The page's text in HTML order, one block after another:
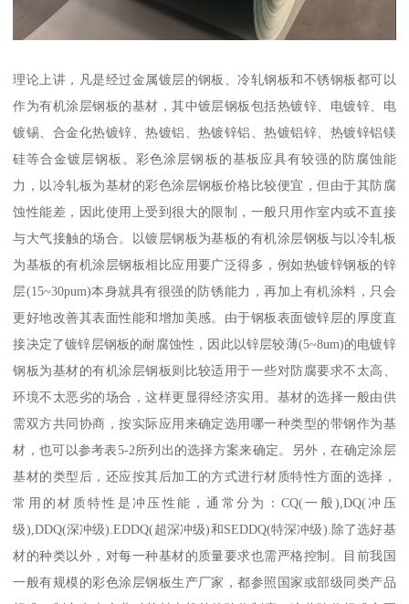
理论上讲，凡是经过金属镀层的钢板、冷轧钢板和不锈钢板都可以
作为有机涂层钢板的基材，其中镀层钢板包括热镀锌、电镀锌、电
镀锡、合金化热镀锌、热镀铝、热镀锌铝、热镀铝锌、热镀锌铝镁
硅等合金镀层钢板。彩色涂层钢板的基板应具有较强的防腐蚀能
力，以冷轧板为基材的彩色涂层钢板价格比较便宜，但由于其防腐
蚀性能差，因此使用上受到很大的限制，一般只用作室内或不直接
与大气接触的场合。以镀层钢板为基板的有机涂层钢板与以冷轧板
为基板的有机涂层钢板相比应用要广泛得多，例如热镀锌钢板的锌
层(15~30pum)本身就具有很强的防锈能力，再加上有机涂料，只会
更好地改善其表面性能和增加美感。由于钢板表面镀锌层的厚度直
接决定了镀锌层钢板的耐腐蚀性，因此以锌层较薄(5~8um)的电镀锌
钢板为基材的有机涂层钢板则比较适用于一些对防腐要求不太高、
环境不太恶劣的场合，这样更显得经济实用。基材的选择一般由供
需双方共同协商，按实际应用来确定选用哪一种类型的带钢作为基
材，也可以参考表5-2所列出的选择方案来确定。另外，在确定涂层
基材的类型后，还应按其后加工的方式进行材质特性方面的选择，
常用的材质特性是冲压性能，通常分为：CQ(一般),DQ(冲压
级),DDQ(深冲级).EDDQ(超深冲级)和SEDDQ(特深冲级).除了选好基
材的种类以外，对每一种基材的质量要求也需严格控制。目前我国
一般有规模的彩色涂层钢板生产厂家，都参照国家或部级同类产品